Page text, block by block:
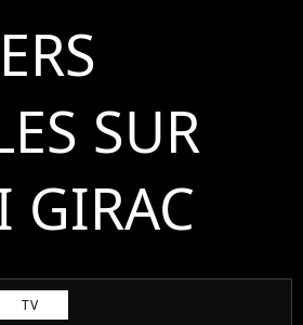
SUR
GIRAC
TV